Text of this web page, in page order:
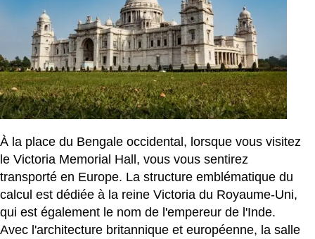
À la place du Bengale occidental, lorsque vous visitez
le Victoria Memorial Hall, vous vous sentirez
transporté en Europe. La structure emblématique du
calcul est dédiée à la reine Victoria du Royaume-Uni,
qui est également le nom de l'empereur de l'Inde.
Avec l'architecture britannique et européenne, la salle